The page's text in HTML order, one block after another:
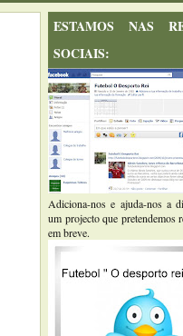
ESTAMOS NAS
SOCIAIS:
Adiciona-nos e ajuda-nos a
um projecto que pretendemos
em breve.